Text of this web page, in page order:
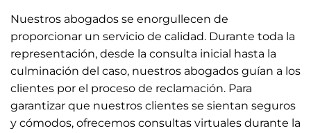
Nuestros abogados se enorgullecen de
proporcionar un servicio de calidad. Durante toda la
representación, desde la consulta inicial hasta la
culminación del caso, nuestros abogados guían a los
clientes por el proceso de reclamación. Para
garantizar que nuestros clientes se sientan seguros
y cómodos, ofrecemos consultas virtuales durante la